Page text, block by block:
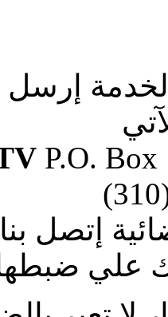
P.O. Box
إتصل بنا
علي